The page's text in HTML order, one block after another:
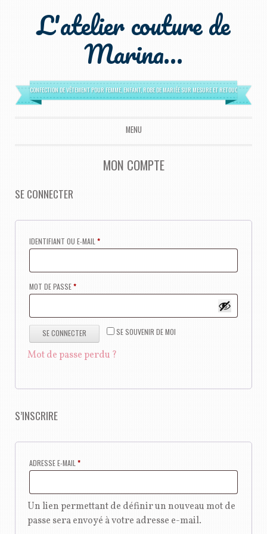
L'atelier couture de
Marina…
CONFECTION DE VÊTEMENT POUR FEMME, ENFANT, ROBE DE MARIÉE SUR MESURE ET RETOUCHES
MENU
ALLER AU CONTENU PRINCIPAL
MON COMPTE
SE CONNECTER
IDENTIFIANT OU E-MAIL *OBLIGATOIRE
MOT DE PASSE*OBLIGATOIRE
SE SOUVENIR DE MOI
SE CONNECTER
Mot de passe perdu ?
S’INSCRIRE
ADRESSE E-MAIL *OBLIGATOIRE
Un lien permettant de définir un nouveau mot de
passe sera envoyé à votre adresse e-mail.